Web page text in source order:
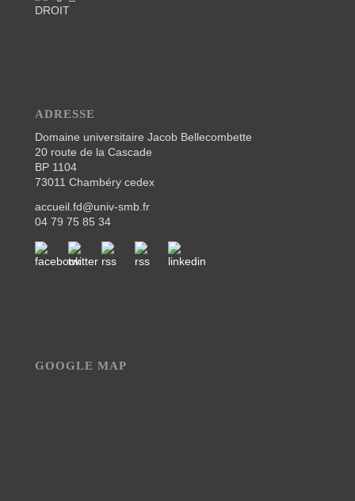
ADRESSE
Domaine universitaire Jacob Bellecombette
20 route de la Cascade
BP 1104
73011 Chambéry cedex
accueil.fd@univ-smb.fr
04 79 75 85 34
GOOGLE MAP